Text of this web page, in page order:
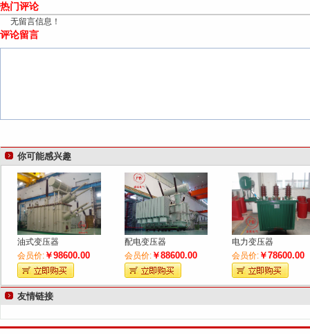
热门评论
无留言信息！
评论留言
你可能感兴趣
油式变压器
会员价:￥98600.00
配电变压器
会员价:￥88600.00
电力变压器
会员价: ￥78600.00
友情链接